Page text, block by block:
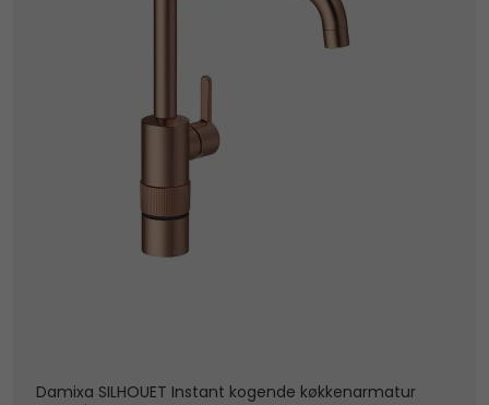
Damixa SILHOUET Instant kogende køkkenarmatur